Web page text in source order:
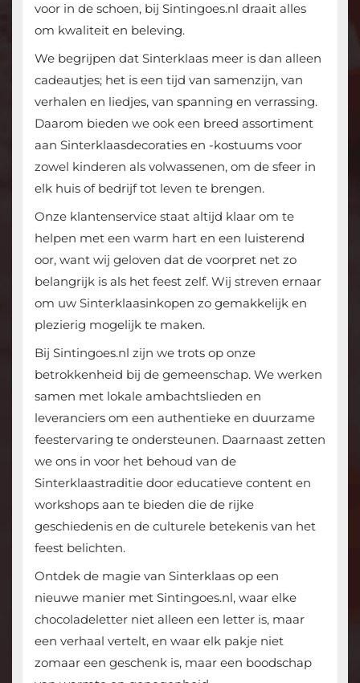
voor in de schoen, bij Sintingoes.nl draait alles
om kwaliteit en beleving.
We begrijpen dat Sinterklaas meer is dan alleen
cadeautjes; het is een tijd van samenzijn, van
verhalen en liedjes, van spanning en verrassing.
Daarom bieden we ook een breed assortiment
aan Sinterklaasdecoraties en -kostuums voor
zowel kinderen als volwassenen, om de sfeer in
elk huis of bedrijf tot leven te brengen.
Onze klantenservice staat altijd klaar om te
helpen met een warm hart en een luisterend
oor, want wij geloven dat de voorpret net zo
belangrijk is als het feest zelf. Wij streven ernaar
om uw Sinterklaasinkopen zo gemakkelijk en
plezierig mogelijk te maken.
Bij Sintingoes.nl zijn we trots op onze
betrokkenheid bij de gemeenschap. We werken
samen met lokale ambachtslieden en
leveranciers om een authentieke en duurzame
feestervaring te ondersteunen. Daarnaast zetten
we ons in voor het behoud van de
Sinterklaastraditie door educatieve content en
workshops aan te bieden die de rijke
geschiedenis en de culturele betekenis van het
feest belichten.
Ontdek de magie van Sinterklaas op een
nieuwe manier met Sintingoes.nl, waar elke
chocoladeletter niet alleen een letter is, maar
een verhaal vertelt, en waar elk pakje niet
zomaar een geschenk is, maar een boodschap